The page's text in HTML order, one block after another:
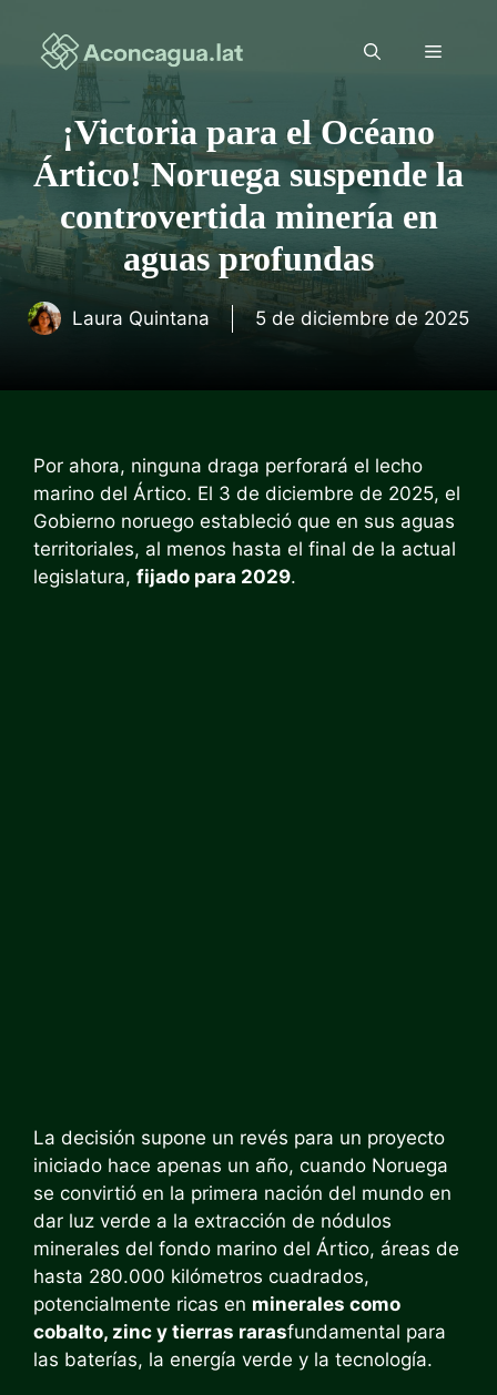
contenido
Menú
¡Victoria para el Océano
Ártico! Noruega suspende la
controvertida minería en
aguas profundas
Laura Quintana 5 de diciembre de 2025
Por ahora, ninguna draga perforará el lecho
marino del Ártico. El 3 de diciembre de 2025, el
Gobierno noruego estableció que en sus aguas
territoriales, al menos hasta el final de la actual
legislatura, fijado para 2029.
La decisión supone un revés para un proyecto
iniciado hace apenas un año, cuando Noruega
se convirtió en la primera nación del mundo en
dar luz verde a la extracción de nódulos
minerales del fondo marino del Ártico, áreas de
hasta 280.000 kilómetros cuadrados,
potencialmente ricas en minerales como
cobalto, zinc y tierras rarasfundamental para
las baterías, la energía verde y la tecnología.